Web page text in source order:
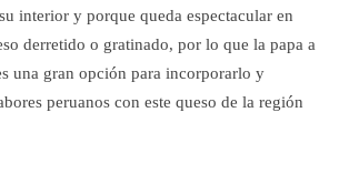
interior y porque queda espectacular en
derretido o gratinado, por lo que la papa a
una gran opción para incorporarlo y
peruanos con este queso de la región